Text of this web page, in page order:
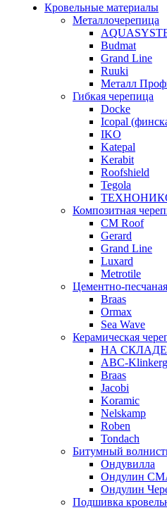
Кровельные материалы
Металлочерепица
Budmat
Grand Line
Ruuki
Металл
Гибкая черепица
Docke
Icopal
IKO
Katepal
Kerabit
Roofshield
Tegola
Композитная
CM Roof
Gerard
Grand Line
Luxard
Metrotile
Цементно-
Braas
Ormax
Sea Wave
Керамическая
НА СКЛАДЕ
ABC-
Braas
Jacobi
Koramic
Nelskamp
Roben
Tondach
Битумный
Ондувилла
Ондулин
Ондулин
Подшивка